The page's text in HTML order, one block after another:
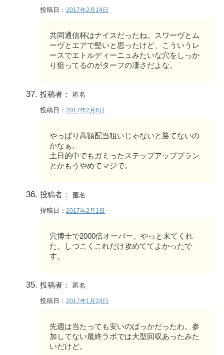
投稿日： 2017年2月14日
共同通信杯はナイスだったね。スワーヴとム
ーヴとエアで堅いと思ったけど、こういうレ
ースでエトルディーニュみたいな穴をしっか
り狙ってるのがターフの凄さだよな。
投稿者： 匿名
投稿日： 2017年2月6日
やっぱり高額配当狙いじゃないと勝てないの
かなぁ。
土日的中でもガミったステップアッププラン
とかもうやめてマジで。
投稿者： 匿名
投稿日： 2017年2月1日
穴博士で2000倍オーバー。やっと来てくれ
た。しつこくこれだけ攻めててよかったで
す。
投稿者： 匿名
投稿日： 2017年1月24日
先週は当たっても安いのばっかだったわ。参
加してない最終ラボでは大型回収あったみた
いだけど。